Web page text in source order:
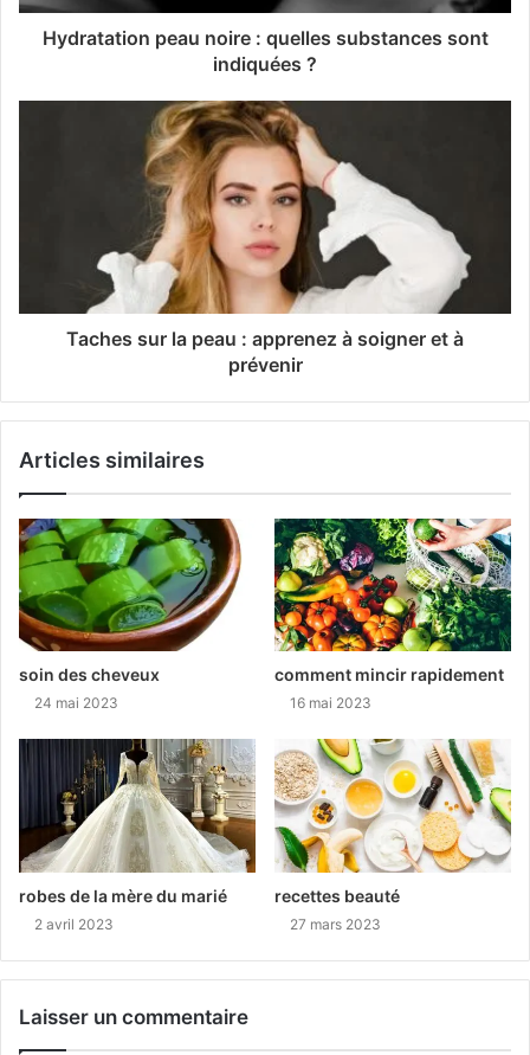
Hydratation peau noire : quelles substances sont
indiquées ?
Taches sur la peau : apprenez à soigner et à
prévenir
Articles similaires
soin des cheveux
24 mai 2023
comment mincir rapidement
16 mai 2023
robes de la mère du marié
2 avril 2023
recettes beauté
27 mars 2023
Laisser un commentaire